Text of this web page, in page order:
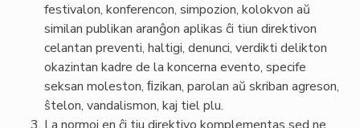
festivalon, konferencon, simpozion, kolokvon aŭ
similan publikan aranĝon aplikas ĉi tiun direktivon
celantan preventi, haltigi, denunci, verdikti delikton
okazintan kadre de la koncerna evento, specife
seksan moleston, ﬁzikan, parolan aŭ skriban agreson,
ŝtelon, vandalismon, kaj tiel plu.